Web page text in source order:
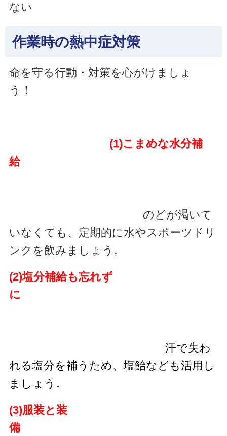
ない
作業時の熱中症対策
命を守る行動・対策を心がけましょ
う！
(1)こまめな水分補
給
のどが渇いて
いなくても、定期的に水やスポーツドリ
ンクを飲みましょう。
(2)塩分補給も忘れず
に
汗で失わ
れる塩分を補うため、塩飴なども活用し
ましょう。
(3)服装と装
備